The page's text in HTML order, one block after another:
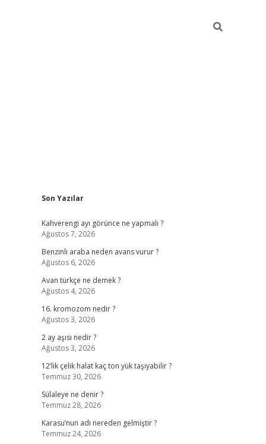
Sidebar
Son Yazılar
Kahverengi ayı görünce ne yapmalı ?
Ağustos 7, 2026
Benzinli araba neden avans vurur ?
Ağustos 6, 2026
Avan türkçe ne demek ?
Ağustos 4, 2026
16. kromozom nedir ?
Ağustos 3, 2026
2 ay aşısı nedir ?
Ağustos 3, 2026
12’lik çelik halat kaç ton yük taşıyabilir ?
Temmuz 30, 2026
Sülaleye ne denir ?
Temmuz 28, 2026
Karasu’nun adı nereden gelmiştir ?
Temmuz 24, 2026